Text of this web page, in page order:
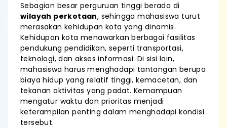
Sebagian besar perguruan tinggi berada di
wilayah perkotaan, sehingga mahasiswa turut
merasakan kehidupan kota yang dinamis.
Kehidupan kota menawarkan berbagai fasilitas
pendukung pendidikan, seperti transportasi,
teknologi, dan akses informasi. Di sisi lain,
mahasiswa harus menghadapi tantangan berupa
biaya hidup yang relatif tinggi, kemacetan, dan
tekanan aktivitas yang padat. Kemampuan
mengatur waktu dan prioritas menjadi
keterampilan penting dalam menghadapi kondisi
tersebut.